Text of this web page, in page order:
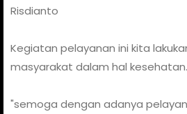
Risdianto
Kegiatan pelayanan ini kita
masyarakat dalam hal kesehatan.
"semoga dengan adanya